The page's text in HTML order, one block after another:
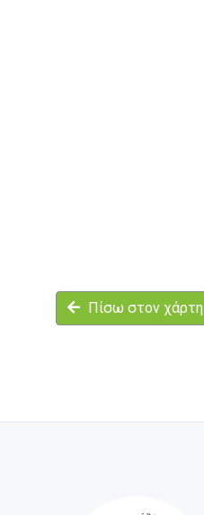
Πίσω στον χάρτη